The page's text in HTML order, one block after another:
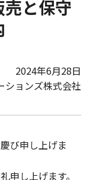
売と保守
2024年6月28日
ションズ株式会社
び申し上げま
申し上げます。